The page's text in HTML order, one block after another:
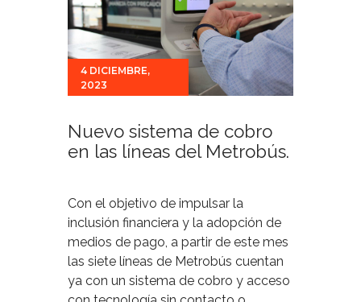
Promociones
Noticias
Para ti
Contacto
4 DICIEMBRE,
2023
Nuevo sistema de cobro
en las líneas del Metrobús.
Con el objetivo de impulsar la
inclusión financiera y la adopción de
medios de pago, a partir de este mes
las siete líneas de Metrobús cuentan
ya con un sistema de cobro y acceso